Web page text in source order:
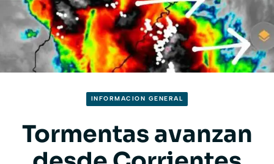
INFORMACION GENERAL
Tormentas avanzan